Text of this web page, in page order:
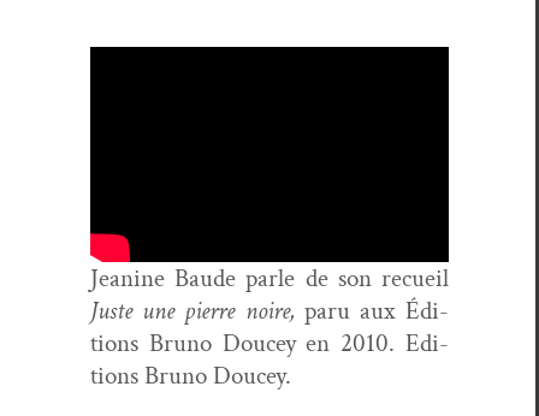
Jea­nine Baude par­le de son recueil
Juste une pierre noire, paru aux Édi­
tions Bruno Doucey en 2010. Edi­
tions Bruno Doucey.